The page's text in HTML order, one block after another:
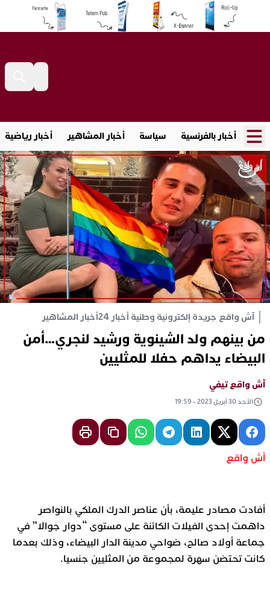
أخبار بالفرنسية سياسة أخبار المشاهير أخبار رياضية
آش واقع جريدة إلكترونية وطنية أخبار 24 أخبار المشاهير
من بينهم ولد الشينوية ورشيد لنجري…أمن
البيضاء يداهم حفلا للمثليين
آش واقع تيفي
الأحد 30 أبريل 2023 - 19:59
أش واقع
أفادت مصادر عليمة، بأن عناصر الدرك الملكي بالنواصر
داهمت إحدى الفيلات الكائنة على مستوى “دوار جوالا” في
جماعة أولاد صالح، ضواحي مدينة الدار البيضاء، وذلك بعدما
كانت تحتضن سهرة لمجموعة من المثليين جنسيا.